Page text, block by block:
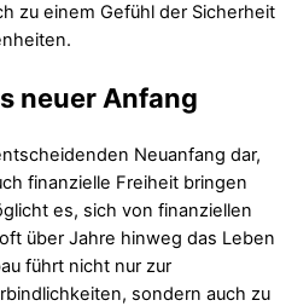
zu einem Gefühl der Sicherheit
neuer Anfang
Neuanfang dar,
finanzielle Freiheit bringen
es, sich von finanziellen
über Jahre hinweg das Leben
führt nicht nur zur
sondern auch zu